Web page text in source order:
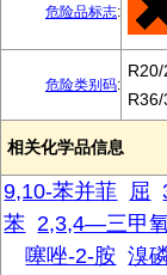
危险品标志:
危险类别码:
R20/
R36/
相关化学品信息
9,10-苯并菲 屈
苯 2,3,4―三甲
噻唑-2-胺 溴